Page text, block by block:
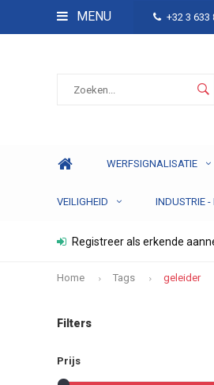
MENU +32 3 633
WERFSIGNALISATIE
VEILIGHEID INDUSTRIE
Registreer als erkende
Home Tags geleider
Filters
Prijs